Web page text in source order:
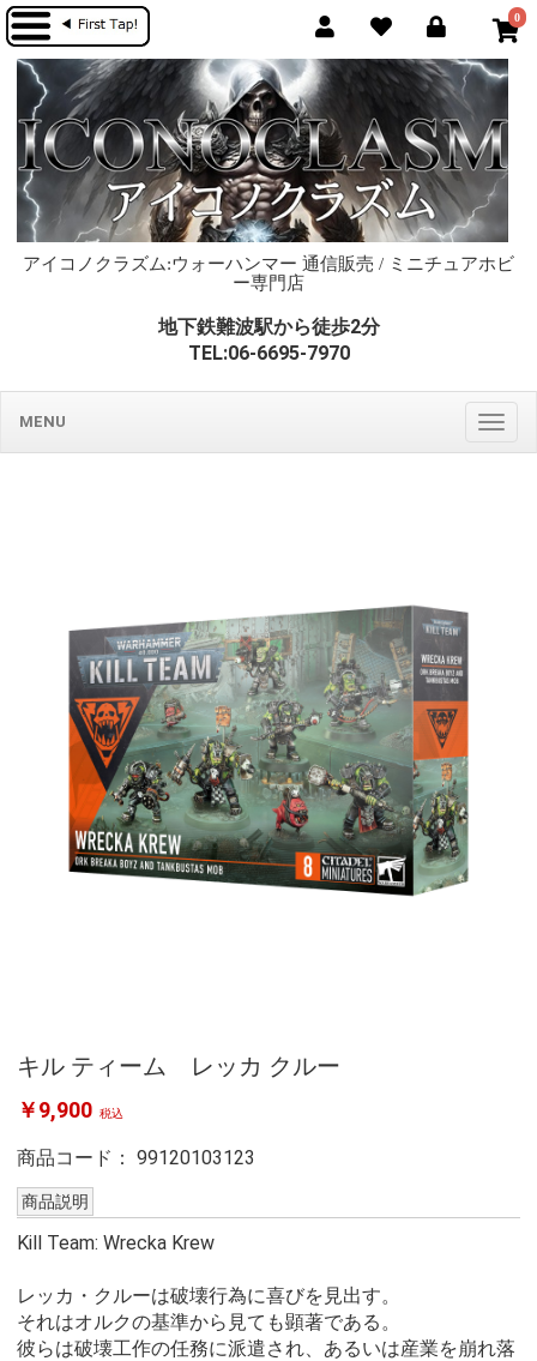
0
アイコノクラズム:ウォーハンマー 通信販売 / ミニチュアホビ
ー専門店
地下鉄難波駅から徒歩2分
TEL:06-6695-7970
MENU
キル ティーム レッカ クルー
￥9,900 税込
商品コード： 99120103123
商品説明
Kill Team: Wrecka Krew
レッカ・クルーは破壊行為に喜びを見出す。
それはオルクの基準から見ても顕著である。
彼らは破壊工作の任務に派遣され、あるいは産業を崩れ落